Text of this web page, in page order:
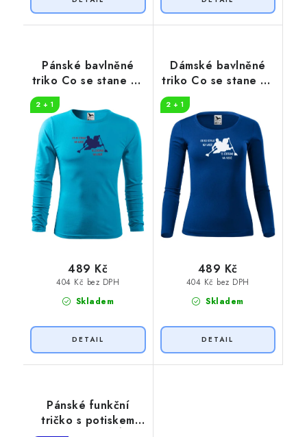
Pánské bavlněné
triko Co se stane na
2 + 1
Skladem
404 Kč bez DPH
489 Kč
Dámské bavlněné
triko Co se stane na
2 + 1
Skladem
404 Kč bez DPH
489 Kč
Pánské funkční
tričko s potiskem